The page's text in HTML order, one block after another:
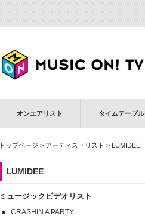
オンエアリスト タイムテーブル
トップページ > アーティストリスト > LUMIDEE
LUMIDEE
ミュージックビデオリスト
CRASHIN A PARTY